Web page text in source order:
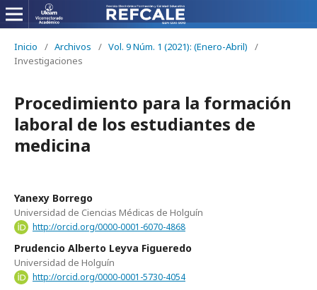
Inicio / Archivos / Vol. 9 Núm. 1 (2021): (Enero-Abril)
/
Investigaciones
Procedimiento para la formación
laboral de los estudiantes de
medicina
Yanexy Borrego
Universidad de Ciencias Médicas de Holguín
http://orcid.org/0000-0001-6070-4868
Prudencio Alberto Leyva Figueredo
Universidad de Holguín
http://orcid.org/0000-0001-5730-4054